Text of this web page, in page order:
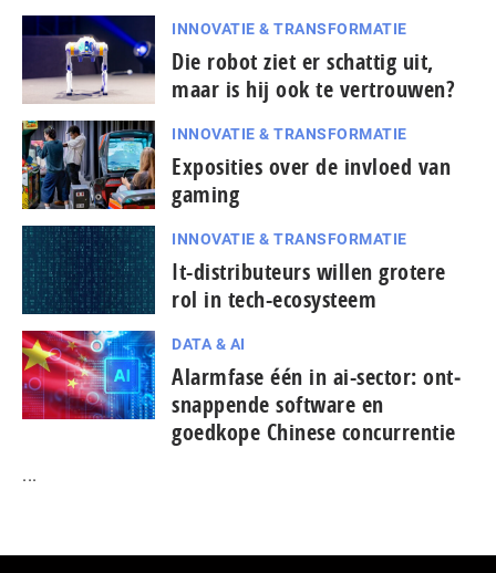
INNOVATIE & TRANSFORMATIE
Die robot ziet er schattig uit,
maar is hij ook te vertrouwen?
INNOVATIE & TRANSFORMATIE
Exposities over de invloed van
gaming
INNOVATIE & TRANSFORMATIE
It-dis­tri­bu­teurs willen grotere
rol in tech-ecosysteem
DATA & AI
Alarmfase één in ai-sector: ont­
snap­pen­de software en
goedkope Chinese con­cur­ren­tie
...